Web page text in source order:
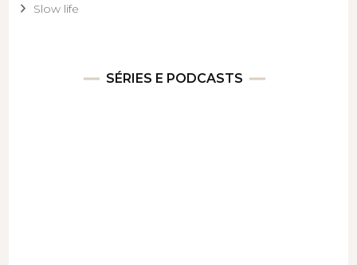
Slow life
SÉRIES E PODCASTS